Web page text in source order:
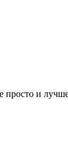
и